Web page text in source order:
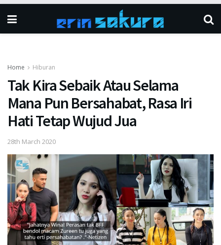
Home Hiburan
Tak Kira Sebaik Atau Selama
Mana Pun Bersahabat, Rasa Iri
Hati Tetap Wujud Jua
28th March 2020